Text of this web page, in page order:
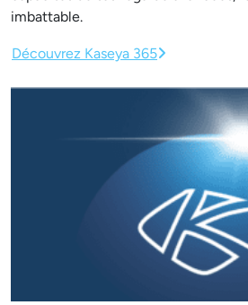
imbattable.
Découvrez Kaseya 365